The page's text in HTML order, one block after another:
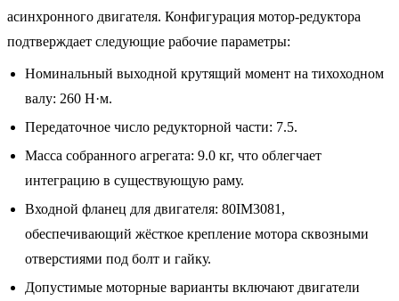
асинхронного двигателя. Конфигурация мотор-редуктора
подтверждает следующие рабочие параметры:
Номинальный выходной крутящий момент на тихоходном
валу: 260 Н·м.
Передаточное число редукторной части: 7.5.
Масса собранного агрегата: 9.0 кг, что облегчает
интеграцию в существующую раму.
Входной фланец для двигателя: 80IM3081,
обеспечивающий жёсткое крепление мотора сквозными
отверстиями под болт и гайку.
Допустимые моторные варианты включают двигатели